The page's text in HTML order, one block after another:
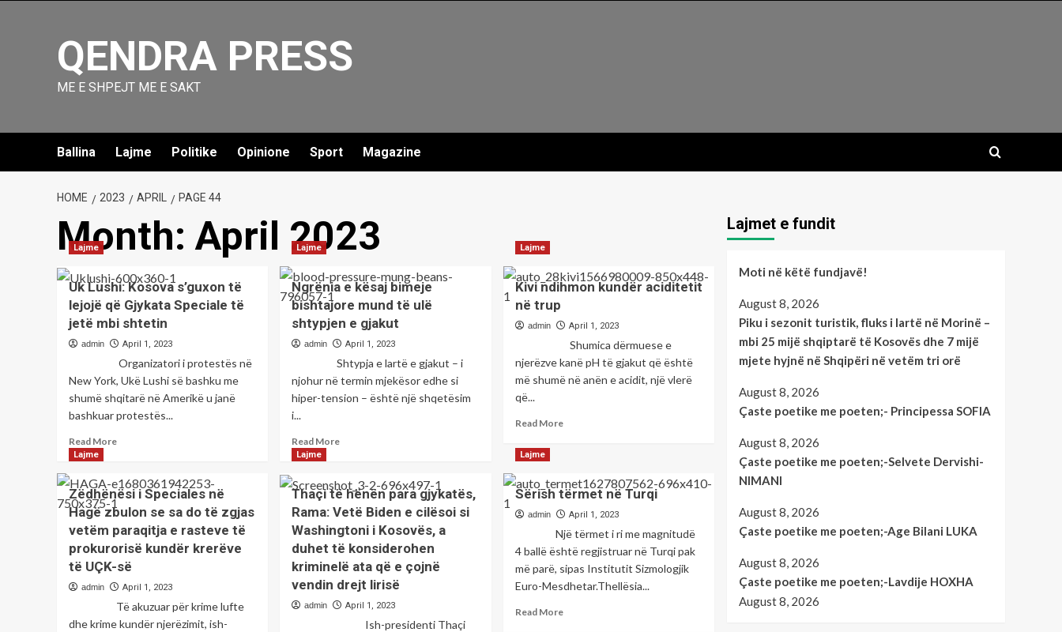
QENDRA PRESS
ME E SHPEJT ME E SAKT
Ballina Lajme Politike Opinione Sport Magazine
HOME 2023 APRIL PAGE 44
Month:April 2023
Lajme
Uk Lushi: Kosova s’guxon të
lejojë që Gjykata Speciale të
jetë mbi shtetin
admin April 1, 2023
Organizatori i protestës në
New York, Ukë Lushi së bashku me
shumë shqitarë në Amerikë u janë
bashkuar protestës...
Read MoreRead
Uk
Lushi:
Kosova
s’guxon
të
lejojë
që
Gjykata
Speciale
të
Lajme
Ngrënia e kësaj bimeje
bishtajore mund të ulë
shtypjen e gjakut
admin April 1, 2023
Shtypja e lartë e gjakut – i
njohur në termin mjekësor edhe si
hiper-tension – është një shqetësim
i...
Read MoreRead
Ngrënia
e
kësaj
bimeje
bishtajore
mund
të
ulë
shtypjen
Lajme
Kivi ndihmon kundër aciditetit
në trup
admin April 1, 2023
Shumica dërmuese e
njerëzve kanë pH të gjakut që është
më shumë në anën e acidit, një vlerë
që...
Read MoreRead
ndihmon
kundër
aciditetit
trup
Lajme
Zëdhënësi i Speciales në
Hagë zbulon se sa do të zgjas
vetëm paraqitja e rasteve të
prokurorisë kundër krerëve
të UÇK-së
admin April 1, 2023
Të akuzuar për krime lufte
dhe krime kundër njerëzimit, ish-
Lajme
Thaçi të hënën para gjykatës,
Rama: Vetë Biden e cilësoi si
Washingtoni i Kosovës, a
duhet të konsiderohen
kriminelë ata që e çojnë
vendin drejt lirisë
admin April 1, 2023
Ish-presidenti Thaçi
Lajme
Sërish tërmet në Turqi
admin April 1, 2023
Një tërmet i ri me magnitudë
4 ballë është regjistruar në Turqi pak
më parë, sipas Institutit Sizmologjik
Euro-Mesdhetar.Thellësia...
Read MoreRead
Lajmet e fundit
Moti në këtë fundjavë!
August 8, 2026
Piku i sezonit turistik, fluks i lartë në Morinë –
mbi 25 mijë shqiptarë të Kosovës dhe 7 mijë
mjete hyjnë në Shqipëri në vetëm tri orë
August 8, 2026
Çaste poetike me poeten;- Principessa SOFIA
August 8, 2026
Çaste poetike me poeten;-Selvete Dervishi-
NIMANI
August 8, 2026
Çaste poetike me poeten;-Age Bilani LUKA
August 8, 2026
Çaste poetike me poeten;-Lavdije HOXHA
August 8, 2026